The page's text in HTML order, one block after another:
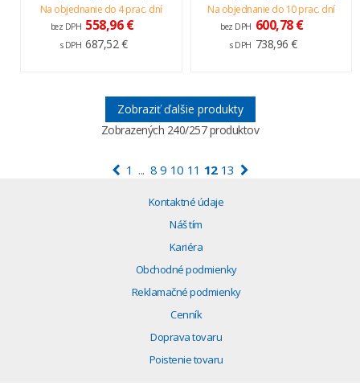
Na objednanie do 4 prac. dní
bez DPH 558,96 €
s DPH 687,52 €
Na objednanie do 10 prac. dní
bez DPH 600,78 €
s DPH 738,96 €
Zobraziť ďalšie produkty
Zobrazených 240/257 produktov
1 ... 8 9 10 11 12 13
Kontaktné údaje
Náš tím
Kariéra
Obchodné podmienky
Reklamačné podmienky
Cenník
Doprava tovaru
Poistenie tovaru